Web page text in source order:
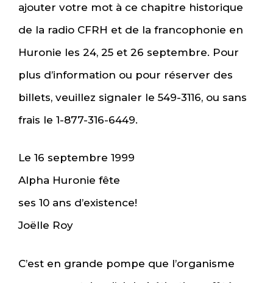
ajouter votre mot à ce chapitre historique
de la radio CFRH et de la francophonie en
Huronie les 24, 25 et 26 septembre. Pour
plus d’information ou pour réserver des
billets, veuillez signaler le 549-3116, ou sans
frais le 1-877-316-6449.
Le 16 septembre 1999
Alpha Huronie fête
ses 10 ans d’existence!
Joëlle Roy
C’est en grande pompe que l’organisme